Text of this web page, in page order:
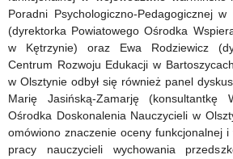
Poradni Psychologiczno-Pedagogicznej
(dyrektorka Powiatowego Ośrodka
w Kętrzynie) oraz Ewa Rodziewicz
Centrum Rozwoju Edukacji w
w Olsztynie odbył się również panel
Marię Jasińską-Zamarję (konsultantkę
Ośrodka Doskonalenia Nauczycieli w
omówiono znaczenie oceny funkcjonalnej
pracy nauczycieli wychowania